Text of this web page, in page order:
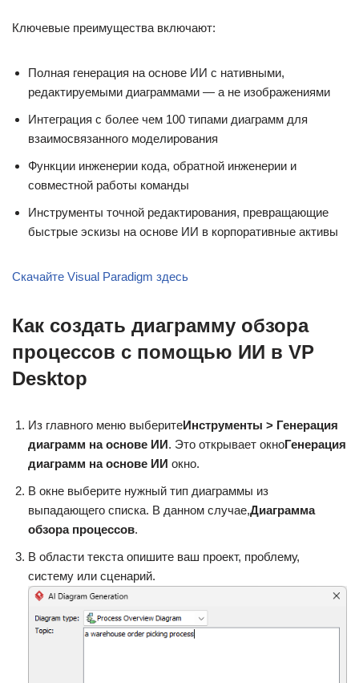
Ключевые преимущества включают:
Полная генерация на основе ИИ с нативными,
редактируемыми диаграммами — а не изображениями
Интеграция с более чем 100 типами диаграмм для
взаимосвязанного моделирования
Функции инженерии кода, обратной инженерии и
совместной работы команды
Инструменты точной редактирования, превращающие
быстрые эскизы на основе ИИ в корпоративные активы
Скачайте Visual Paradigm здесь
Как создать диаграмму обзора
процессов с помощью ИИ в VP
Desktop
Из главного меню выберитеИнструменты > Генерация
диаграмм на основе ИИ. Это открывает окноГенерация
диаграмм на основе ИИ окно.
В окне выберите нужный тип диаграммы из
выпадающего списка. В данном случае,Диаграмма
обзора процессов.
В области текста опишите ваш проект, проблему,
систему или сценарий.